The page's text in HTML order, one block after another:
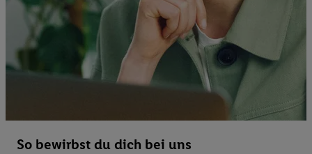
So bewirbst du dich bei uns